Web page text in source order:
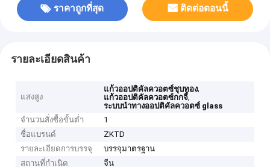
ราคาถูกที่สุด ติดต่อตอนนี้
รายละเอียดสินค้า
แสงสูง
แก้วออปติคัลควอตซ์ชุบทอง,
แก้วออปติคัลควอตซ์กกจี้,
ระบบนำทางออปติคัลควอตซ์ glass
จำนวนสั่งซื้อขั้นต่ำ
1
ชื่อแบรนด์
ZKTD
รายละเอียดการบรรจุ
บรรจุมาตรฐาน
สถานที่กำเนิด
จีน